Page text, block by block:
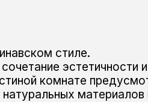
стиле.
эстетичности
комнате